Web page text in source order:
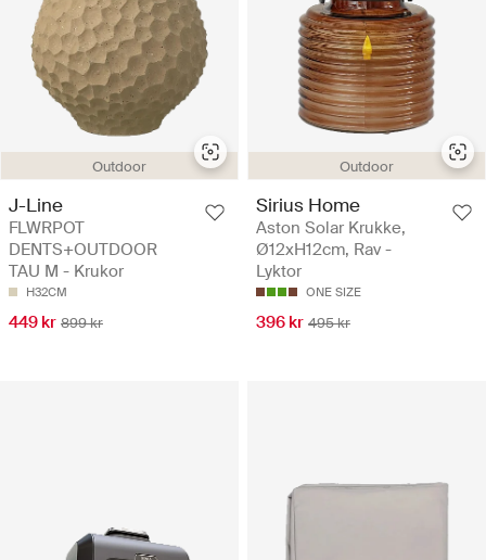
Outdoor
J-Line
FLWRPOT
DENTS+OUTDOOR
TAU M - Krukor
H32CM
449 kr 899 kr
Outdoor
Sirius Home
Aston Solar Krukke,
Ø12xH12cm, Rav -
Lyktor
ONE SIZE
396 kr 495 kr